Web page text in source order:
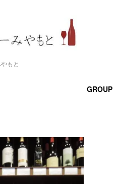
もと
GROUP